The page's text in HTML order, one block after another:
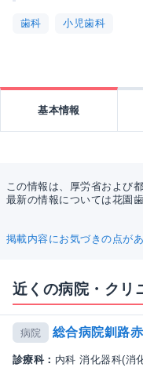
歯科 小児歯科
基本情報
この情報は、厚労省および
最新の情報については花園
掲載内容にお気づきの点が
近くの病院・クリ
病院 総合病院釧路
診療科： 内科 消化器科(消